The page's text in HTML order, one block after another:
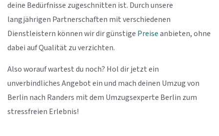
deine Bedürfnisse zugeschnitten ist. Durch unsere
langjährigen Partnerschaften mit verschiedenen
Dienstleistern können wir dir günstige Preiseanbieten, ohne
dabei auf Qualität zu verzichten.
Also worauf wartest du noch? Hol dir jetzt ein
unverbindliches Angebot ein und mach deinen Umzug von
Berlin nach Randers mit dem Umzugsexperte Berlin zum
stressfreien Erlebnis!